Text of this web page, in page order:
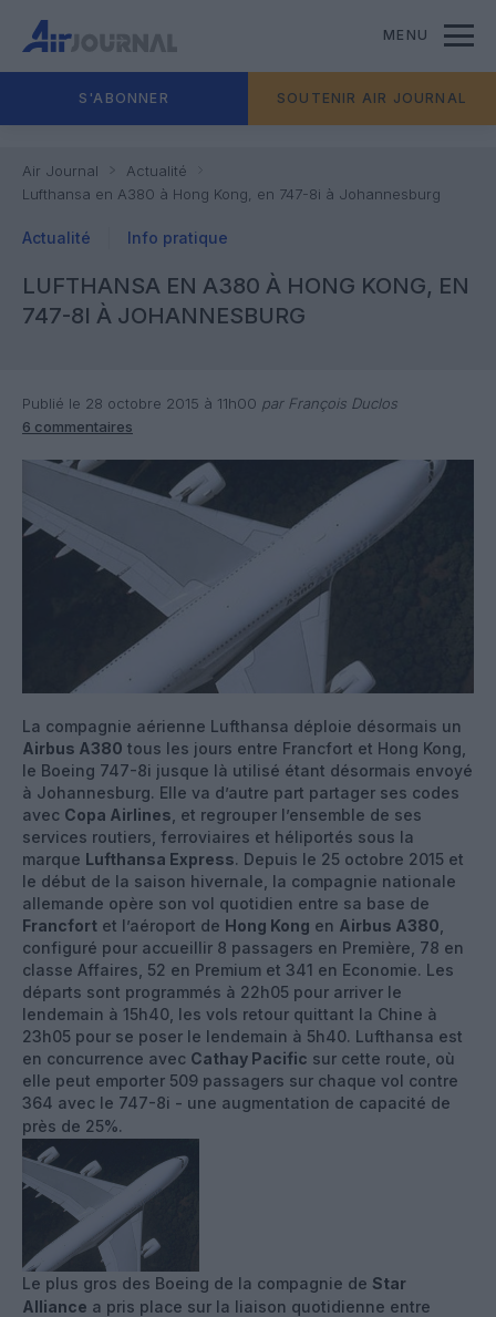
MENU
S'ABONNER SOUTENIR AIR JOURNAL
Air Journal
Actualité
Lufthansa en A380 à Hong Kong, en 747-8i à Johannesburg
Actualité Info pratique
LUFTHANSA EN A380 À HONG KONG, EN
747-8I À JOHANNESBURG
Publié le 28 octobre 2015 à 11h00 par François Duclos
6 commentaires
La compagnie aérienne Lufthansa déploie désormais un
Airbus A380 tous les jours entre Francfort et Hong Kong,
le Boeing 747-8i jusque là utilisé étant désormais envoyé
à Johannesburg. Elle va d’autre part partager ses codes
avec Copa Airlines , et regrouper l’ensemble de ses
services routiers, ferroviaires et héliportés sous la
marque Lufthansa Express. Depuis le 25 octobre 2015 et
le début de la saison hivernale, la compagnie nationale
allemande opère son vol quotidien entre sa base de
Francfort et l’aéroport de Hong Kong en Airbus A380
configuré pour accueillir 8 passagers en Première, 78 en
classe Affaires, 52 en Premium et 341 en Economie. Les
départs sont programmés à 22h05 pour arriver le
lendemain à 15h40, les vols retour quittant la Chine à
23h05 pour se poser le lendemain à 5h40. Lufthansa est
en concurrence avec Cathay Pacific sur cette route, où
elle peut emporter 509 passagers sur chaque vol contre
364 avec le 747-8i - une augmentation de capacité de
près de 25%.
Le plus gros des Boeing de la compagnie de Star
Alliance a pris place sur la liaison quotidienne entre